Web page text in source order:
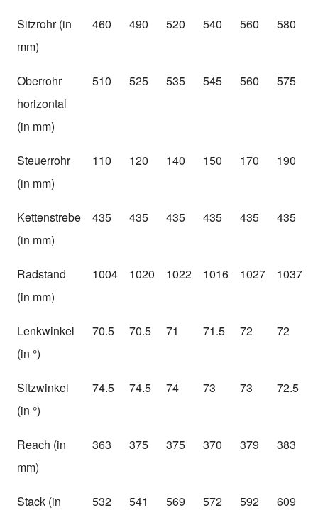
Sitzrohr (in
mm)
460 490 520 540 560 580
Oberrohr
horizontal
(in mm)
510 525 535 545 560 575
Steuerrohr
(in mm)
110 120 140 150 170 190
Kettenstrebe
(in mm)
435 435 435 435 435 435
Radstand
(in mm)
1004 1020 1022 1016 1027 1037
Lenkwinkel
(in °)
70.5 70.5 71 71.5 72 72
Sitzwinkel
(in °)
74.5 74.5 74 73 73 72.5
Reach (in
mm)
363 375 375 370 379 383
Stack (in
532 541 569 572 592 609